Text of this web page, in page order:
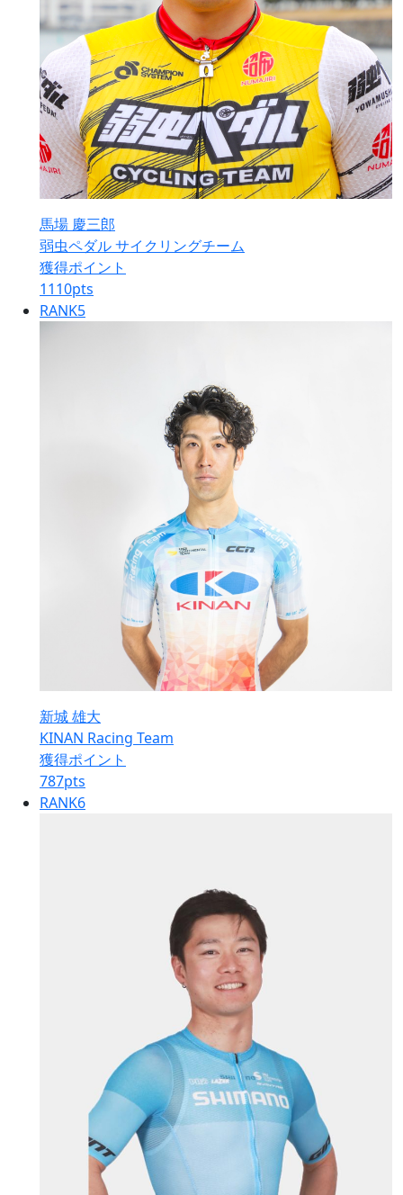
馬場 慶三郎
弱虫ペダル サイクリングチーム
獲得ポイント
1110pts
RANK5
新城 雄大
KINAN Racing Team
獲得ポイント
787pts
RANK6